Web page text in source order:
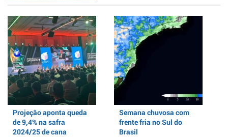
Projeção aponta queda
de 9,4% na safra
2024/25 de cana
Semana chuvosa com
frente fria no Sul do
Brasil